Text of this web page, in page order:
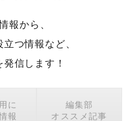
報から、
つ情報など、
信します！
に
報
編集部
オススメ記事